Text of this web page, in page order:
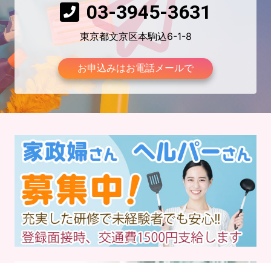
03-3945-3631
東京都文京区本駒込6-1-8
お申込みはお電話メールで